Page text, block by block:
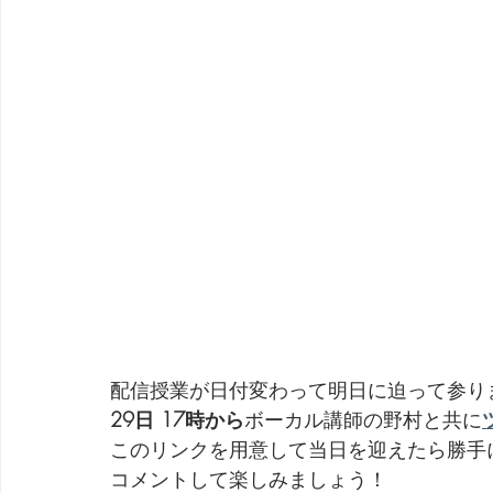
配信授業が日付変わって明日に迫って参
29日 17時からボーカル講師の野村と共に
このリンクを用意して当日を迎えたら勝
コメントして楽しみましょう！